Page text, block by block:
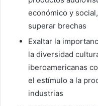
económico y
superar brechas
Exaltar la
la diversidad
iberoamericanas
el estímulo a la
industrias